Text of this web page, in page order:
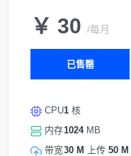
￥ 30 /每月
已售罄
CPU
内存
带宽
1 核
1024MB
30 M
上传 50 M